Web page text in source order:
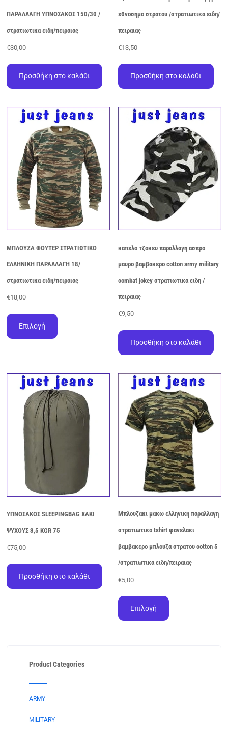
ΠΑΡΑΛΛΑΓΗ ΥΠΝΟΣΑΚΟΣ 150/30 /
στρατιωτικα ειδη/πειραιας
€30,00
Προσθήκη στο καλάθι
εθνοσημο στρατου /στρατιωτικα ειδη/
πειραιας
€13,50
Προσθήκη στο καλάθι
ΜΠΛΟΥΖΑ ΦΟΥΤΕΡ ΣΤΡΑΤΙΩΤΙΚΟ
ΕΛΛΗΝΙΚΗ ΠΑΡΑΛΛΑΓΗ 18/
στρατιωτικα ειδη/πειραιας
€18,00
Επιλογή
προϊόν
Οι
επιλογές
μπορούν
να
επιλεγούν
καπελο τζοκευ παραλλαγη ασπρο
μαυρο βαμβακερο cotton army military
combat jokey στρατιωτικα ειδη /
πειραιας
€9,50
Προσθήκη στο καλάθι
ΥΠΝΟΣΑΚΟΣ SLEEPINGBAG ΧΑΚΙ
ΨΥΧΟΥΣ 3,5 KGR 75
€75,00
Προσθήκη στο καλάθι
Μπλουζακι μακω ελληνικη παραλλαγη
στρατιωτικο tshirt φανελακι
βαμβακερο μπλουζα στρατου cotton 5
/στρατιωτικα ειδη/πειραιας
€5,00
Επιλογή
προϊόν
Product Categories
ARMY
MILITARY